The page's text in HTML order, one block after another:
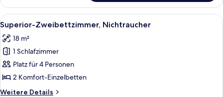
Zimmer,
Nichtraucher,
Stadtblick
(Executive
King
Bed)
Alle
Fotos
für
Superior-
Zweibettzimmer,
Nichtraucher
anzeigen
Ein Hotelzimmer mit zwei Betten,
9
Superior-Zweibettzimmer, Nichtraucher
18 m²
1 Schlafzimmer
Platz für 4 Personen
2 Komfort-Einzelbetten
Weitere Details
Weitere